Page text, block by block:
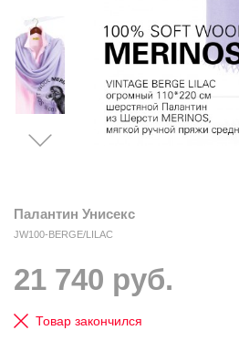
Палантин Унисекс
JW100-BERGE/LILAC
21 740 руб.
Товар закончился